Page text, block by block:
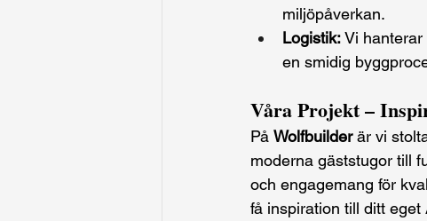
miljöpåverkan.
Logistik: Vi
en smidig
Våra Projekt –
På Wolfbuilder är vi
moderna gäststugor till
och engagemang för
få inspiration till ditt eget